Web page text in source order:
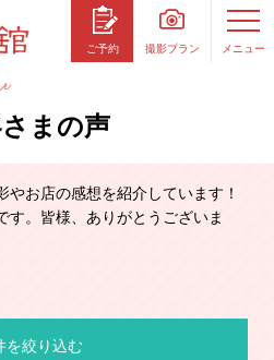
ご予約 撮影プラン メニュー
まの声
やお店の感想を紹介しています！
す。皆様、ありがとうございま
を絞り込む